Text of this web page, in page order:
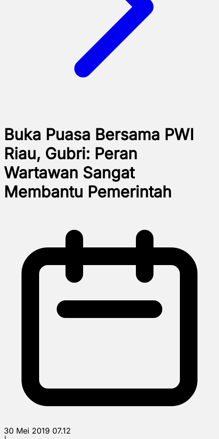
Buka Puasa Bersama PWI
Riau, Gubri: Peran
Wartawan Sangat
Membantu Pemerintah
30 Mei 2019 07.12